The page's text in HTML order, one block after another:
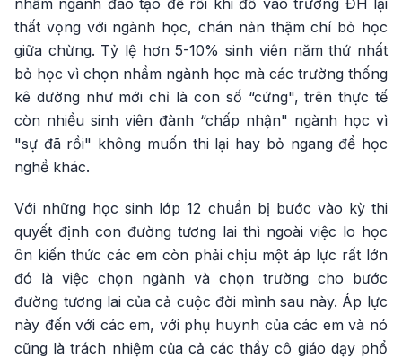
nhầm ngành đào tạo để rồi khi đỗ vào trường ĐH lại
thất vọng với ngành học, chán nản thậm chí bỏ học
giữa chừng. Tỷ lệ hơn 5-10% sinh viên năm thứ nhất
bỏ học vì chọn nhầm ngành học mà các trường thống
kê dường như mới chỉ là con số “cứng", trên thực tế
còn nhiều sinh viên đành “chấp nhận" ngành học vì
"sự đã rồi" không muốn thi lại hay bỏ ngang để học
nghề khác.
Với những học sinh lớp 12 chuẩn bị bước vào kỳ thi
quyết định con đường tương lai thì ngoài việc lo học
ôn kiến thức các em còn phải chịu một áp lực rất lớn
đó là việc chọn ngành và chọn trường cho bước
đường tương lai của cả cuộc đời mình sau này. Áp lực
này đến với các em, với phụ huynh của các em và nó
cũng là trách nhiệm của cả các thầy cô giáo dạy phổ